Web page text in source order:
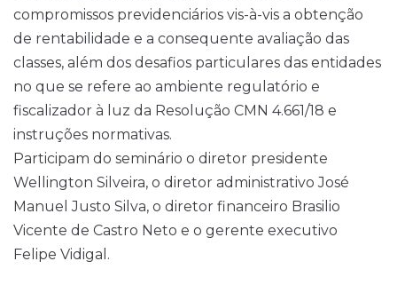
compromissos previdenciários vis-à-vis a obtenção
de rentabilidade e a consequente avaliação das
classes, além dos desafios particulares das entidades
no que se refere ao ambiente regulatório e
fiscalizador à luz da Resolução CMN 4.661/18 e
instruções normativas.
Participam do seminário o diretor presidente
Wellington Silveira, o diretor administrativo José
Manuel Justo Silva, o diretor financeiro Brasilio
Vicente de Castro Neto e o gerente executivo
Felipe Vidigal.